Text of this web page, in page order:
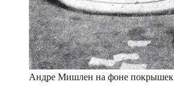
Андре Мишлен на фоне покрышек